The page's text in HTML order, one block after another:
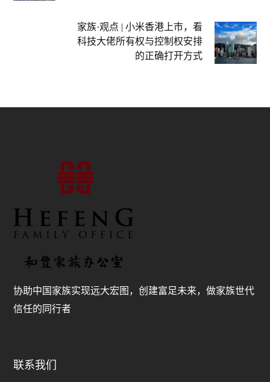
家族·观点 | 小米香港上市，看
科技大佬所有权与控制权安排
的正确打开方式
协助中国家族实现远大宏图，创建富足未来，做家族世代
信任的同行者
联系我们